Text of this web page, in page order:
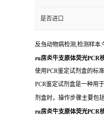
是否进口
反刍动物病检测,检测样本:
ru房炎牛支原体荧光PCR
使用PCR鉴定试剂盒的标
PCR鉴定试剂盒是一种用
剂盒时，操作步骤主要包
ru房炎牛支原体荧光PCR